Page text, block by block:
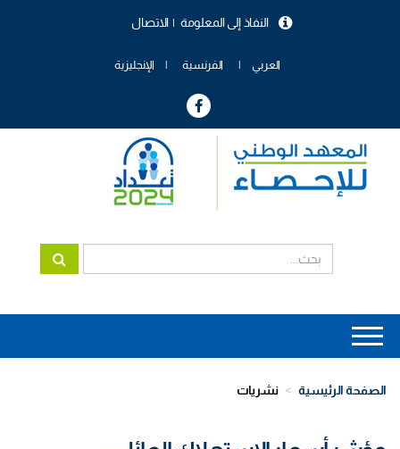
الاتصال النفاذ إلى المعلومة
العربي الفرنسية الإنجليزية
Main
navigation
الصفحة الرئيسية نشريات